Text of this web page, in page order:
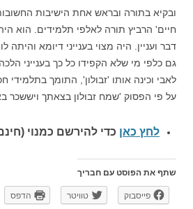
ובקיא בתורה ובראש אחת הישיבות
חיים' הרביץ תורה לאלפי תלמידים. הוא
דבר ועניין. היה מצוי בענייני דיומא והיתה
גם כלפי מי שלא הקפידו כל כך בענייני
לאבי וכינה אותו 'זבולון', התומך
על פי הפסוק 'שמח זבולון בצאתך ויששכר
לחץ כאן כדי להירשם כמנוי
שתף את הפוסט עם חבריך
פייסבוק טוויטר הדפס